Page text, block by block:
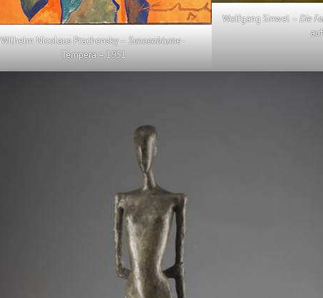
Wilhelm Nicolaus Prachensky –Sonnenblume-
Tempera – 1951
Wolfgang Sinwel –Die